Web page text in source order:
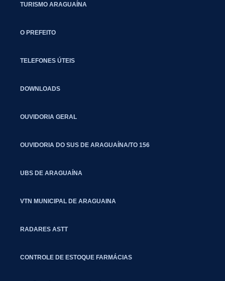
TURISMO ARAGUAÍNA
O PREFEITO
TELEFONES ÚTEIS
DOWNLOADS
OUVIDORIA GERAL
OUVIDORIA DO SUS DE ARAGUAÍNA/TO 156
UBS DE ARAGUAÍNA
VTN MUNICIPAL DE ARAGUAINA
RADARES ASTT
CONTROLE DE ESTOQUE FARMÁCIAS